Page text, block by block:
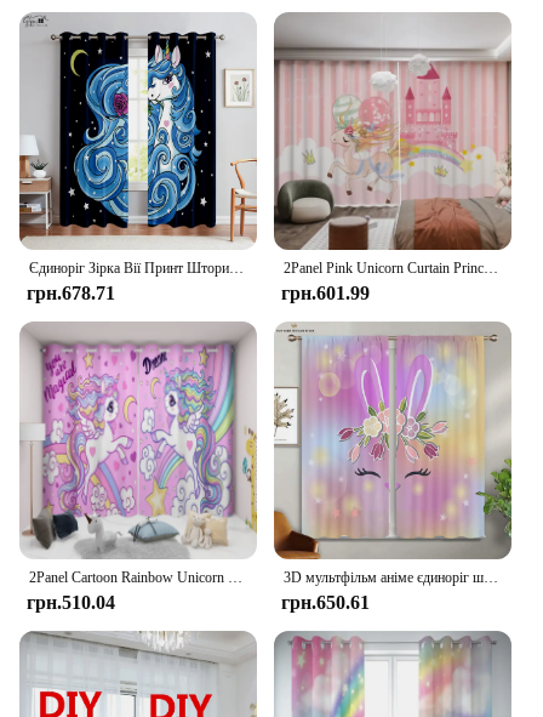
грн.678.71
2Panel Pink Unicorn Curtain Princess Rainbow Whale Cartoon Animal Curtain for Child Girls Bedroom Window Blinds cortinas Hook
грн.601.99
грн.510.04
3D мультфільм аніме єдиноріг штори, райдужні кінь штори, 2 панелі, дитяча кімната, спальня для хлопчиків, дівчаток, ден, декор кабінету
грн.650.61